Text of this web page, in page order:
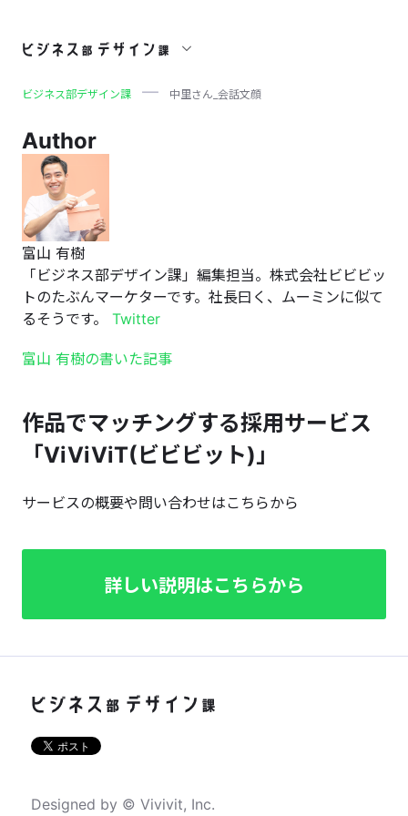
中里さん_会話文顔
ビジネス部デザイン課 中里さん_会話文顔
Author
富山 有樹
「ビジネス部デザイン課」編集担当。株式会社ビビビッ
トのたぶんマーケターです。社長曰く、ムーミンに似て
るそうです。 Twitter
富山 有樹の書いた記事
作品でマッチングする採用サービス
「ViViViT(ビビビット)」
サービスの概要や問い合わせはこちらから
詳しい説明はこちらから
Designed by © Vivivit, Inc.